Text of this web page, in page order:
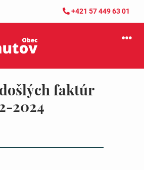
+421 57 449 63 01
faktúr
2024